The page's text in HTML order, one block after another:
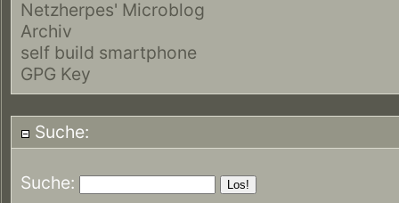
Netzherpes' Microblog
Archiv
self build smartphone
GPG Key
Suche:
Suche: